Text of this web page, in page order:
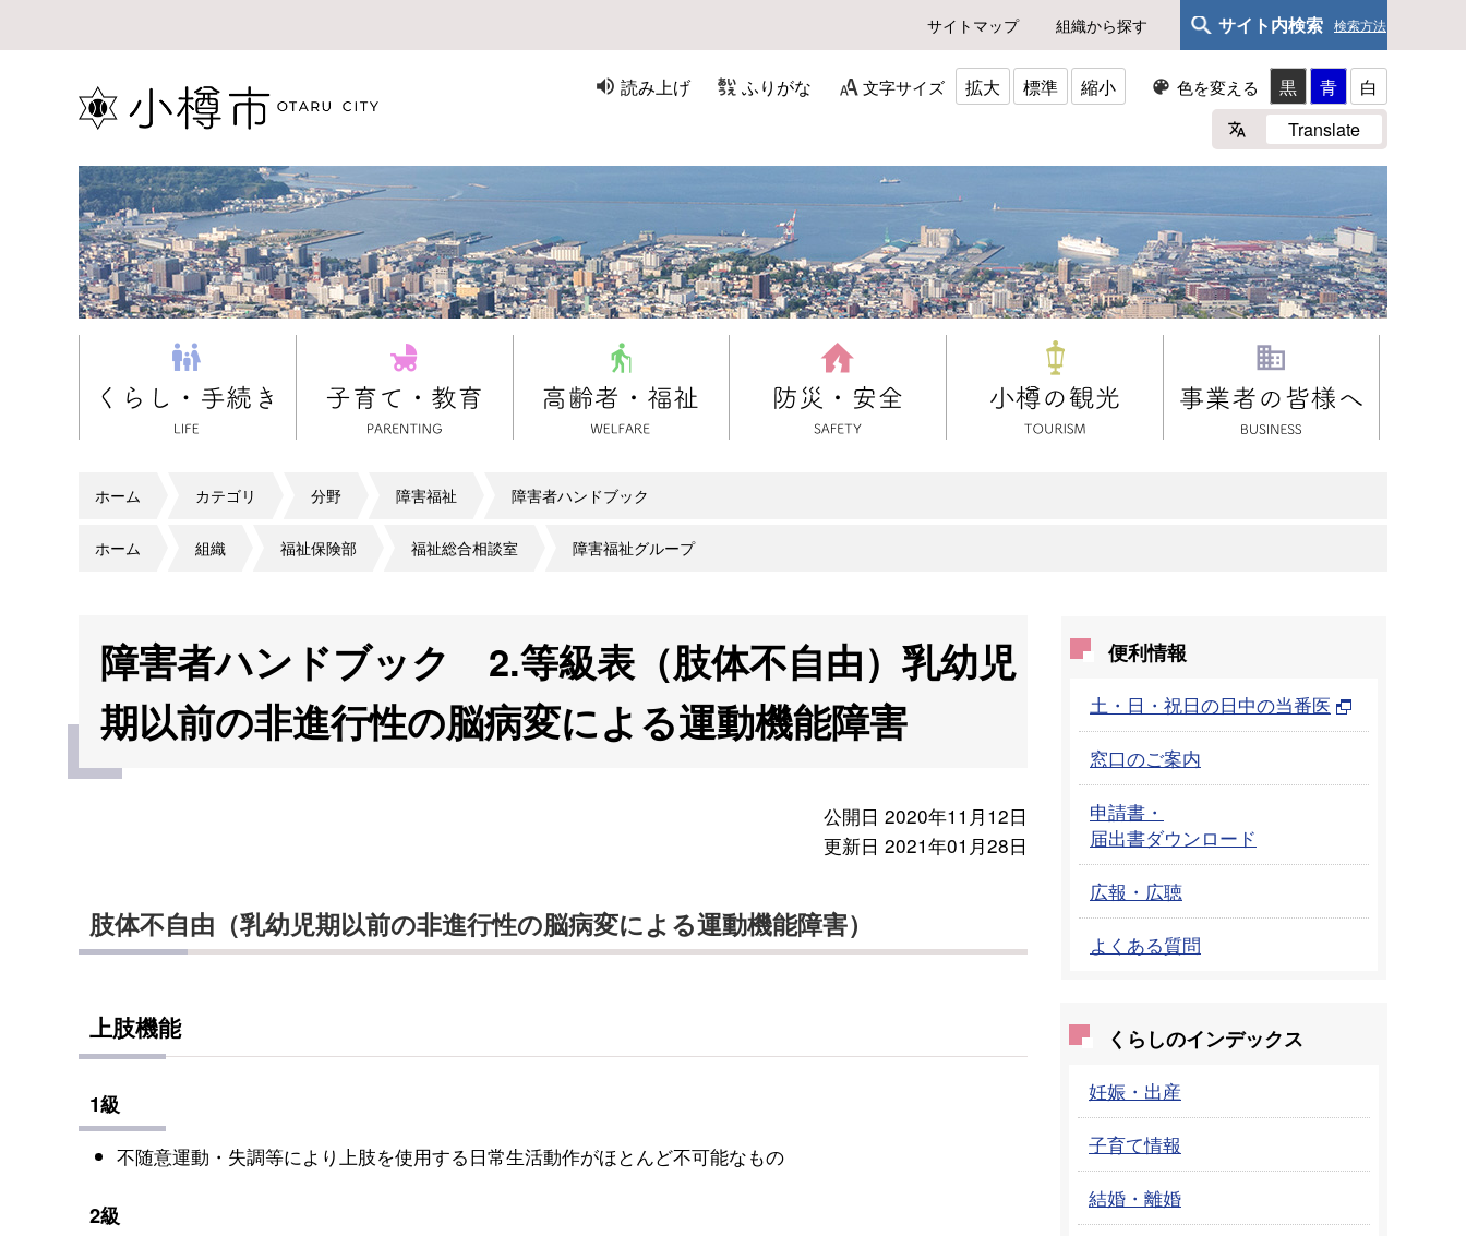
サイトマップ 組織から探す サイト内検索 検索方法
読み上げ ふりがな 文字サイズ 拡大 標準 縮小 色を変える 黒 青
白
Translate
ホーム カテゴリ 分野 障害福祉 障害者ハンドブック
ホーム 組織 福祉保険部 福祉総合相談室 障害福祉グループ
障害者ハンドブック 2.等級表（肢体不自由）乳幼児
期以前の非進行性の脳病変による運動機能障害
公開日 2020年11月12日
更新日 2021年01月28日
肢体不自由（乳幼児期以前の非進行性の脳病変による運動機能障害）
上肢機能
1級
不随意運動・失調等により上肢を使用する日常生活動作がほとんど不可能なもの
2級
便利情報
土・日・祝日の日中の当番医
窓口のご案内
申請書・
届出書ダウンロード
広報・広聴
よくある質問
くらしのインデックス
妊娠・出産
子育て情報
結婚・離婚